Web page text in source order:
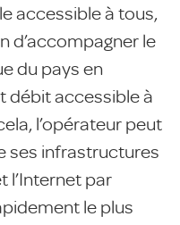
accessible à tous,
d’accompagner le
du pays en
débit accessible à
l’opérateur peut
ses infrastructures
l’Internet par
le plus